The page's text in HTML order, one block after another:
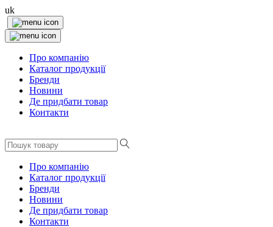
uk
Про компанію
Каталог продукції
Бренди
Новини
Де придбати товар
Контакти
Про компанію
Каталог продукції
Бренди
Новини
Де придбати товар
Контакти